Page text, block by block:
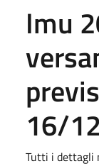
Imu
16/
Tutti i dettagli